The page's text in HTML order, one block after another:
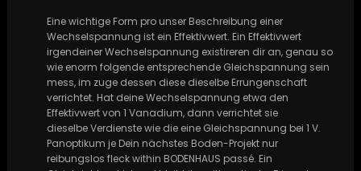
Eine wichtige Form pro unser Beschreibung einer
Wechselspannung ist ein Effektivwert. Ein Effektivwert
irgendeiner Wechselspannung existireren dir an, genau so
wie enorm folgende entsprechende Gleichspannung sein
mess, im zuge dessen diese dieselbe Errungenschaft
verrichtet. Hat deine Wechselspannung etwa den
Effektivwert von 1 Vanadium, dann verrichtet sie
dieselbe Verdienste wie die eine Gleichspannung bei 1 V.
Panoptikum je Dein nächstes Boden-Projekt nur
reibungslos fleck within BODENHAUS passé. Ein